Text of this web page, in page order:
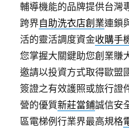
輔導機能的品牌提供台灣
跨界自助洗衣店創業連鎖
活的靈活調度資金收購手
您掌握大關鍵助您創業賺
邀請以投資方式取得歐盟
簽證之有效護照或旅行證
營的優質新莊當鋪誠信安
區電梯例行業界最高規格